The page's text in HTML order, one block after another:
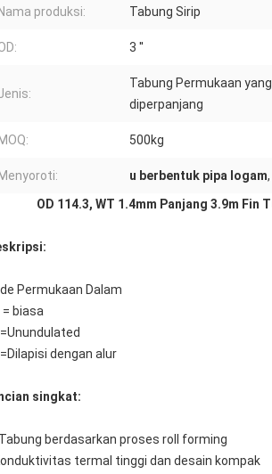
Nama produksi: Tabung Sirip
3 ''
Tabung Permukaan yang
diperpanjang
MOQ: 500kg
Menyoroti: u berbentuk pipa logam,
OD 114.3, WT 1.4mm Panjang 3.9m
Permukaan Dalam
= biasa
dengan alur
singkat:
berdasarkan proses roll forming
termal tinggi dan desain kompak